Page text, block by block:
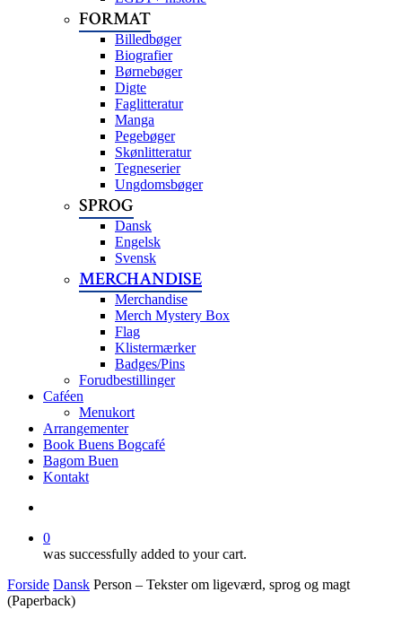
FORMAT
Billedbøger
Biografier
Børnebøger
Digte
Faglitteratur
Manga
Pegebøger
Skønlitteratur
Tegneserier
Ungdomsbøger
SPROG
Dansk
Engelsk
Svensk
MERCHANDISE
Merchandise
Merch Mystery Box
Flag
Klistermærker
Badges/Pins
Forudbestillinger
Caféen
Menukort
Arrangementer
Book Buens Bogcafé
Bagom Buen
Kontakt
0
was successfully added to your cart.
Forside Dansk Person – Tekster om ligeværd, sprog og magt
(Paperback)